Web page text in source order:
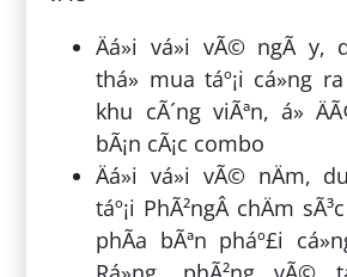
Äá»i vá»i vÃ© ngÃ y,
thá» mua táº¡i cá»ng
khu cÃ´ng viÃªn, á»
bÃ¡n cÃ¡c combo
Äá»i vá»i vÃ© nÄm,
táº¡i PhÃ²ngÂ chÄm
phÃ­a bÃªn pháº£i